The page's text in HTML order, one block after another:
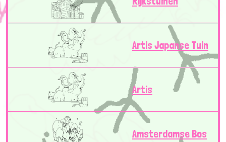
Artis Japanse Tuin
Artis
Amsterdamse Bos